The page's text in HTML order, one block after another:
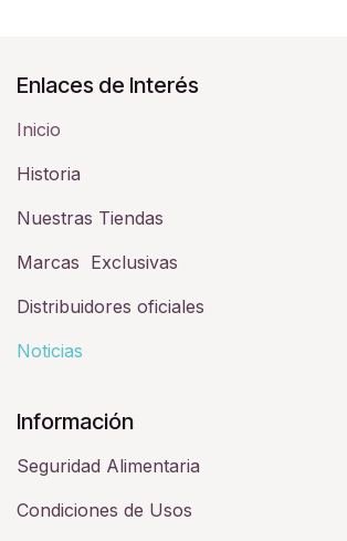
Enlaces de Interés
Inicio
Historia​
Nuestras Tiendas
Marcas Exclusivas
Distribuidores oficiales
Noticias
Información
Seguridad Alimentaria
Condiciones de Usos